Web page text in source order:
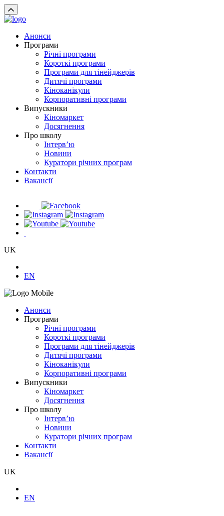
Анонси
Програми
Річні програми
Короткі програми
Програми для тінейджерів
Дитячі програми
Кіноканікули
Корпоративні програми
Випускники
Кіномаркет
Досягнення
Про школу
Інтерв’ю
Новини
Куратори річних програм
Контакти
Вакансії
UK
EN
Анонси
Програми
Річні програми
Короткі програми
Програми для тінейджерів
Дитячі програми
Кіноканікули
Корпоративні програми
Випускники
Кіномаркет
Досягнення
Про школу
Інтерв’ю
Новини
Куратори річних програм
Контакти
Вакансії
UK
EN